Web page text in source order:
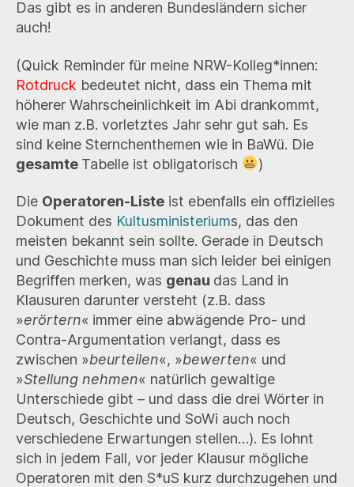
Das gibt es in anderen Bundesländern sicher
auch!
(Quick Reminder für meine NRW-Kolleg*innen:
Rotdruck bedeutet nicht, dass ein Thema mit
höherer Wahrscheinlichkeit im Abi drankommt,
wie man z.B. vorletztes Jahr sehr gut sah. Es
sind keine Sternchenthemen wie in BaWü. Die
gesamte Tabelle ist obligatorisch )
Die Operatoren-Liste ist ebenfalls ein offizielles
Dokument des Kultusministeriums, das den
meisten bekannt sein sollte. Gerade in Deutsch
und Geschichte muss man sich leider bei einigen
Begriffen merken, was genau das Land in
Klausuren darunter versteht (z.B. dass
»erörtern« immer eine abwägende Pro- und
Contra-Argumentation verlangt, dass es
zwischen »beurteilen«, »bewerten« und
»Stellung nehmen« natürlich gewaltige
Unterschiede gibt – und dass die drei Wörter in
Deutsch, Geschichte und SoWi auch noch
verschiedene Erwartungen stellen…). Es lohnt
sich in jedem Fall, vor jeder Klausur mögliche
Operatoren mit den S*uS kurz durchzugehen und